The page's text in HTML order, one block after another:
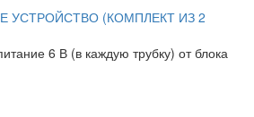
УСТРОЙСТВО (КОМПЛЕКТ ИЗ 2
6 В (в каждую трубку) от блока